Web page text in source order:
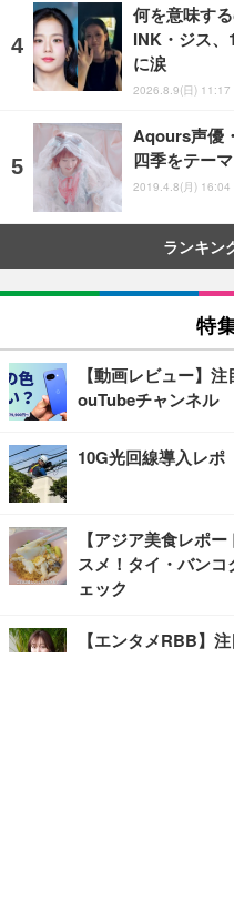
何を意味す
INK・ジス
に涙
2026.8.9(日) 11:17
Aqours声優
四季をテー
2019.4.8(月) 16:04
ランキン
特
【動画レビュー】
ouTubeチャンネル
10G光回線導入レポ
【アジア美食レポ
スメ！タイ・バン
ェック
【エンタメRBB】